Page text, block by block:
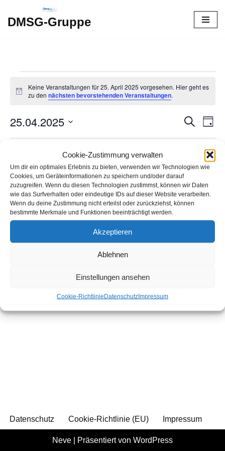
Cookie-Zustimmung verwalten
Um dir ein optimales Erlebnis zu bieten, verwenden wir Technologien wie
Cookies, um Geräteinformationen zu speichern und/oder darauf
zuzugreifen. Wenn du diesen Technologien zustimmst, können wir Daten
wie das Surfverhalten oder eindeutige IDs auf dieser Website verarbeiten.
Wenn du deine Zustimmung nicht erteilst oder zurückziehst, können
bestimmte Merkmale und Funktionen beeinträchtigt werden.
Akzeptieren
Ablehnen
Einstellungen ansehen
Cookie-RichtlinieDatenschutzImpressum
Zum
DMSG-Gruppe
Hinweis
Keine Veranstaltungen für 25. April 2025 vorgesehen. Hier geht es
zu den nächsten bevorstehenden Veranstaltungen.
Suche
und
Suche
Tag
25.04.2025
Datum
Nächster Tag
Kalender abonnieren
Datenschutz Cookie-Richtlinie (EU) Impressum
Neve | Präsentiert von WordPress